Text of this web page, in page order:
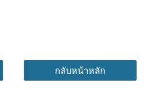
กลับหน้าหลัก